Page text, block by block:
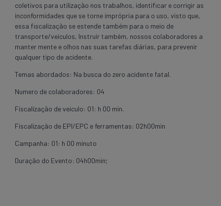
coletivos para utilização nos trabalhos, identificar e corrigir as
inconformidades que se torne imprópria para o uso, visto que,
essa fiscalização se estende também para o meio de
transporte/veículos, Instruir também, nossos colaboradores a
manter mente e olhos nas suas tarefas diárias, para prevenir
qualquer tipo de acidente.
Temas abordados: Na busca do zero acidente fatal.
Numero de colaboradores: 04
Fiscalização de veiculo: 01: h 00 min.
Fiscalização de EPI/EPC e ferramentas: 02h00min
Campanha: 01: h 00 minuto
Duração do Evento: 04h00min;